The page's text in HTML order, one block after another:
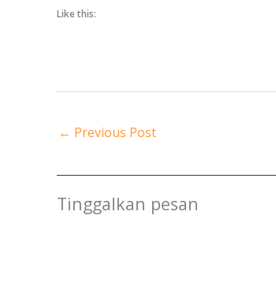
Like this:
← Previous Post
Tinggalkan pesan